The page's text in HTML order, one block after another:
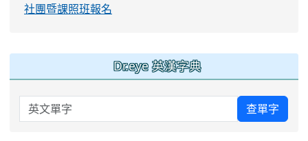
社團暨課照班報名
Dr.eye 英漢字典
英文單字 查單字